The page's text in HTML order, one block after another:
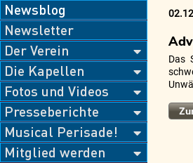
Das
Newsblog
Newsletter
Der Verein
Die Kapellen
Fotos und Videos
Presseberichte
Musical Perisade!
Mitglied werden